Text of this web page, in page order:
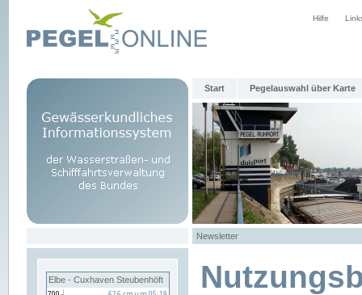
Hilfe
Start Pegelauswahl über Karte
Newsletter
Elbe - Cuxhaven Steubenhöft